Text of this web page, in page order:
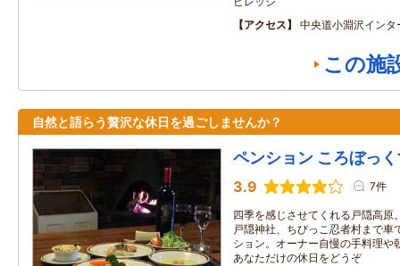
アクセス
中央道小淵沢インタ
この施
自然と語らう贅沢な休日を過ごしませんか？
ペンション ころぼっ
3.9 7件
四季を感じさせてくれる戸隠高原
戸隠神社、ちびっこ忍者村まで車
ション。オーナー自慢の手料理や
あなただけの休日をどうぞ